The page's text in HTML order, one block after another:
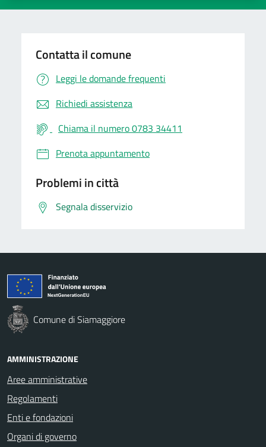
Contatta il comune
Leggi le domande frequenti
Richiedi assistenza
Chiama il numero 0783 34411
Prenota appuntamento
Problemi in città
Segnala disservizio
Comune di Siamaggiore
AMMINISTRAZIONE
Aree amministrative
Regolamenti
Enti e fondazioni
Organi di governo